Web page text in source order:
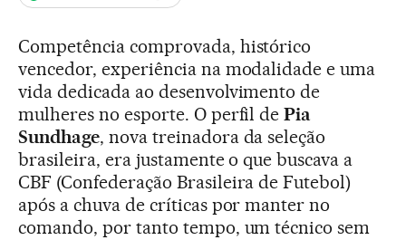
Competência comprovada, histórico
vencedor, experiência na modalidade e uma
vida dedicada ao desenvolvimento de
mulheres no esporte. O perfil dePia
Sundhage, nova treinadora da seleção
brasileira, era justamente o que buscava a
CBF (Confederação Brasileira de Futebol)
após a chuva de críticas por manter no
comando, por tanto tempo, um técnico sem